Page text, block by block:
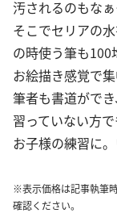
汚されるのもなぁ
そこでセリアの
の時使う筆も100
お絵描き感覚で
筆者も書道ができ
習っていない方
お子様の練習に
※表示価格は記事執筆
確認ください。